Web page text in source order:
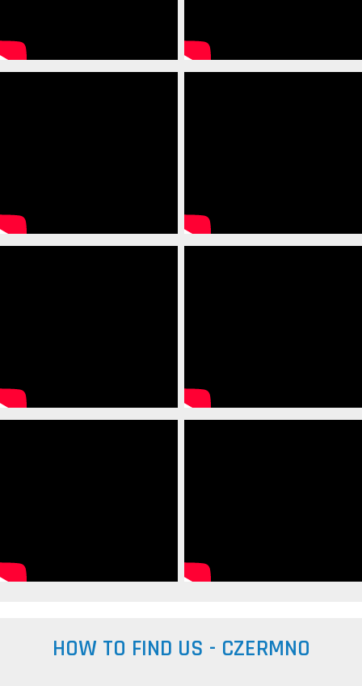
HOW TO FIND US - CZERMNO